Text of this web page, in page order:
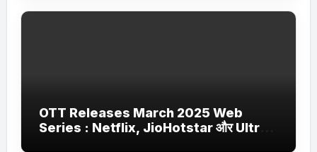
OTT Releases March 2025 Web
Series : Netflix, JioHotstar और Ultra